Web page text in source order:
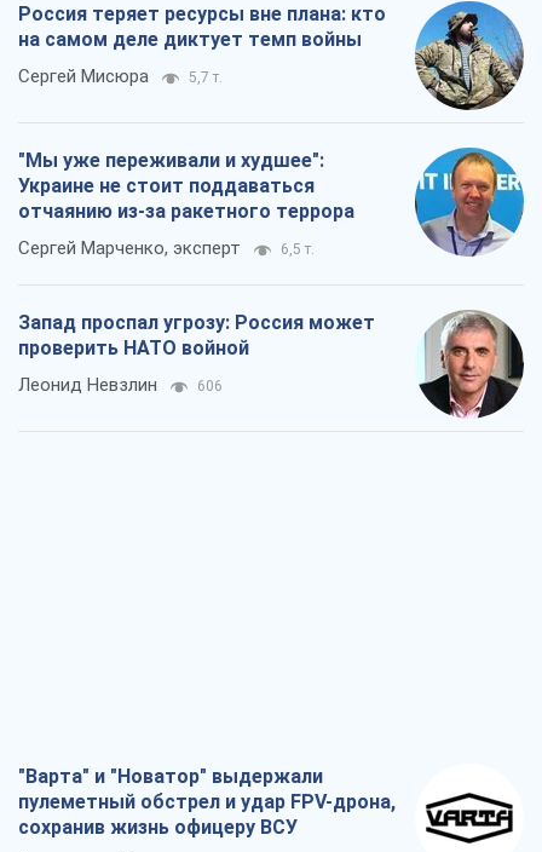
Россия теряет ресурсы вне плана: кто
на самом деле диктует темп войны
Сергей Мисюра 5,7 т.
"Мы уже переживали и худшее":
Украине не стоит поддаваться
отчаянию из-за ракетного террора
Сергей Марченко, эксперт 6,5 т.
Запад проспал угрозу: Россия может
проверить НАТО войной
Леонид Невзлин 606
"Варта" и "Новатор" выдержали
пулеметный обстрел и удар FPV-дрона,
сохранив жизнь офицеру ВСУ